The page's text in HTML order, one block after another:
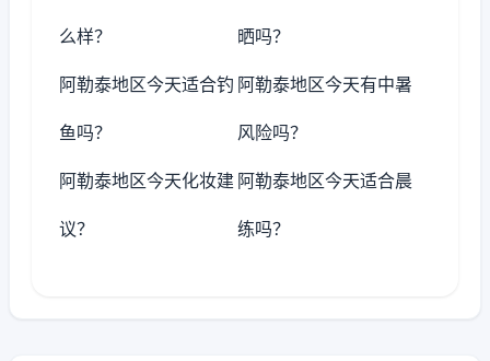
么样？ 晒吗？
阿勒泰地区今天适合钓
鱼吗？
阿勒泰地区今天有中暑
风险吗？
阿勒泰地区今天化妆建
议？
阿勒泰地区今天适合晨
练吗？